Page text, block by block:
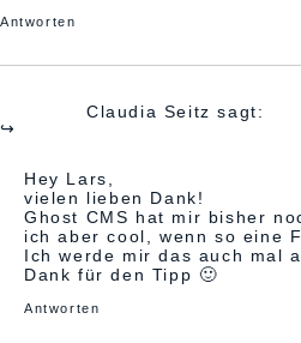
Antworten
Claudia Seitz sagt:
Hey Lars,
vielen lieben Dank!
Ghost CMS hat mir bisher
ich aber cool, wenn so eine
Ich werde mir das auch mal
Dank für den Tipp 🙂
Antworten